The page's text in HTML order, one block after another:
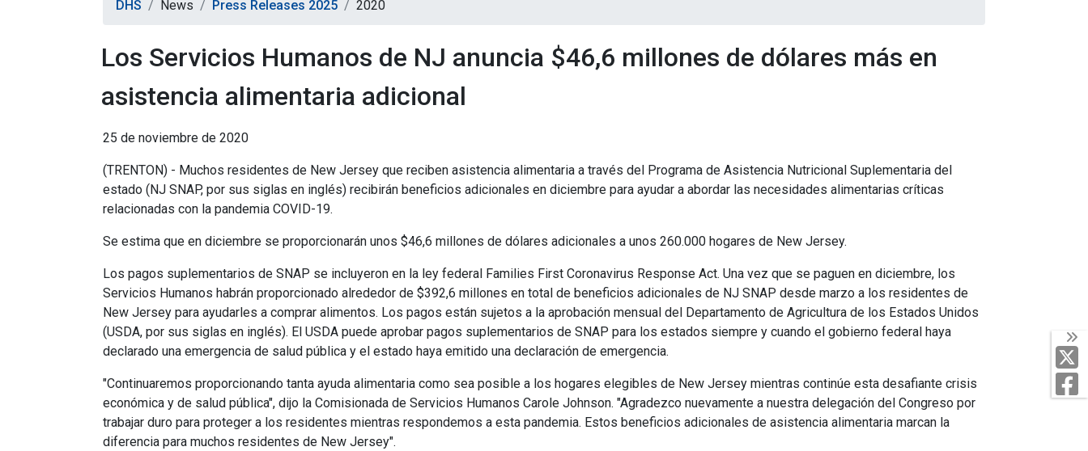
DHS News Press Releases 2025 2020
Los Servicios Humanos de NJ anuncia $46,6 millones de dólares más en
asistencia alimentaria adicional
25 de noviembre de 2020
(TRENTON) - Muchos residentes de New Jersey que reciben asistencia alimentaria a través del Programa de Asistencia Nutricional Suplementaria del
estado (NJ SNAP, por sus siglas en inglés) recibirán beneficios adicionales en diciembre para ayudar a abordar las necesidades alimentarias críticas
relacionadas con la pandemia COVID-19.
Se estima que en diciembre se proporcionarán unos $46,6 millones de dólares adicionales a unos 260.000 hogares de New Jersey.
Los pagos suplementarios de SNAP se incluyeron en la ley federal Families First Coronavirus Response Act. Una vez que se paguen en diciembre, los
Servicios Humanos habrán proporcionado alrededor de $392,6 millones en total de beneficios adicionales de NJ SNAP desde marzo a los residentes de
New Jersey para ayudarles a comprar alimentos. Los pagos están sujetos a la aprobación mensual del Departamento de Agricultura de los Estados Unidos
(USDA, por sus siglas en inglés). El USDA puede aprobar pagos suplementarios de SNAP para los estados siempre y cuando el gobierno federal haya
declarado una emergencia de salud pública y el estado haya emitido una declaración de emergencia.
"Continuaremos proporcionando tanta ayuda alimentaria como sea posible a los hogares elegibles de New Jersey mientras continúe esta desafiante crisis
económica y de salud pública", dijo la Comisionada de Servicios Humanos Carole Johnson. "Agradezco nuevamente a nuestra delegación del Congreso por
trabajar duro para proteger a los residentes mientras respondemos a esta pandemia. Estos beneficios adicionales de asistencia alimentaria marcan la
diferencia para muchos residentes de New Jersey".